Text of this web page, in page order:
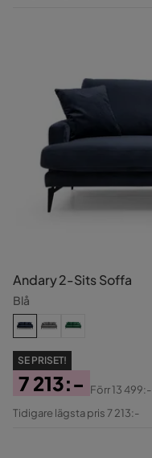
Andary 2-Sits Soffa
Blå
SE PRISET!
Pris
7 213:-
Original
Förr13 499:-
Tidigare lägsta pris 7 213:-